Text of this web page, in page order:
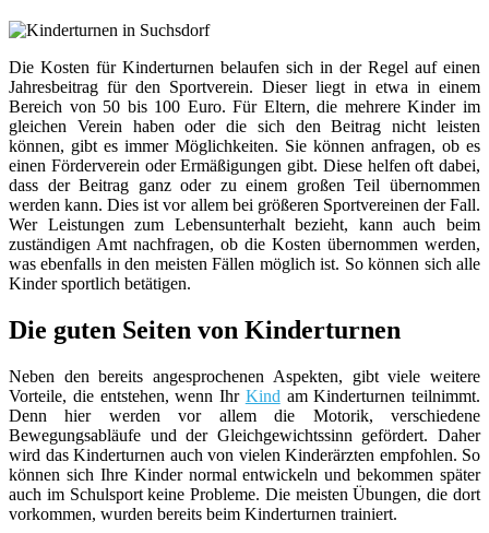
Die Kosten für Kinderturnen belaufen sich in der Regel auf einen
Jahresbeitrag für den Sportverein. Dieser liegt in etwa in einem
Bereich von 50 bis 100 Euro. Für Eltern, die mehrere Kinder im
gleichen Verein haben oder die sich den Beitrag nicht leisten
können, gibt es immer Möglichkeiten. Sie können anfragen, ob es
einen Förderverein oder Ermäßigungen gibt. Diese helfen oft dabei,
dass der Beitrag ganz oder zu einem großen Teil übernommen
werden kann. Dies ist vor allem bei größeren Sportvereinen der Fall.
Wer Leistungen zum Lebensunterhalt bezieht, kann auch beim
zuständigen Amt nachfragen, ob die Kosten übernommen werden,
was ebenfalls in den meisten Fällen möglich ist. So können sich alle
Kinder sportlich betätigen.
Die guten Seiten von Kinderturnen
Neben den bereits angesprochenen Aspekten, gibt viele weitere
Vorteile, die entstehen, wenn Ihr Kind am Kinderturnen teilnimmt.
Denn hier werden vor allem die Motorik, verschiedene
Bewegungsabläufe und der Gleichgewichtssinn gefördert. Daher
wird das Kinderturnen auch von vielen Kinderärzten empfohlen. So
können sich Ihre Kinder normal entwickeln und bekommen später
auch im Schulsport keine Probleme. Die meisten Übungen, die dort
vorkommen, wurden bereits beim Kinderturnen trainiert.